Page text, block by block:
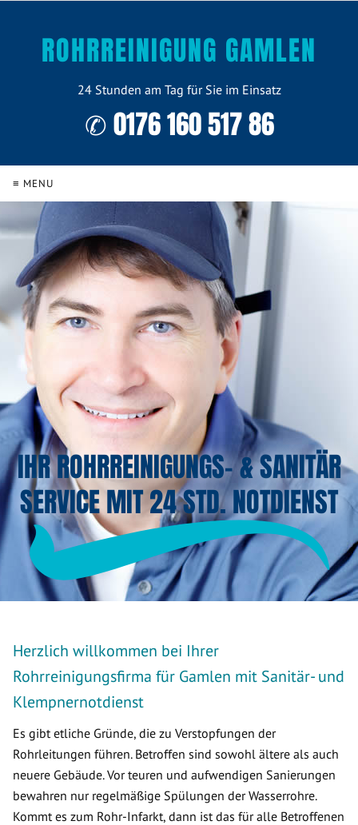
ROHRREINIGUNG GAMLEN
24 Stunden am Tag für Sie im Einsatz
✆ 0176 160 517 86
≡ MENU
IHR ROHRREINIGUNGS- & SANITÄR
SERVICE MIT 24 STD. NOTDIENST
Herzlich willkommen bei Ihrer
Rohrreinigungsfirma für Gamlen mit Sanitär- und
Klempnernotdienst
Es gibt etliche Gründe, die zu Verstopfungen der
Rohrleitungen führen. Betroffen sind sowohl ältere als auch
neuere Gebäude. Vor teuren und aufwendigen Sanierungen
bewahren nur regelmäßige Spülungen der Wasserrohre.
Kommt es zum Rohr-Infarkt, dann ist das für alle Betroffenen